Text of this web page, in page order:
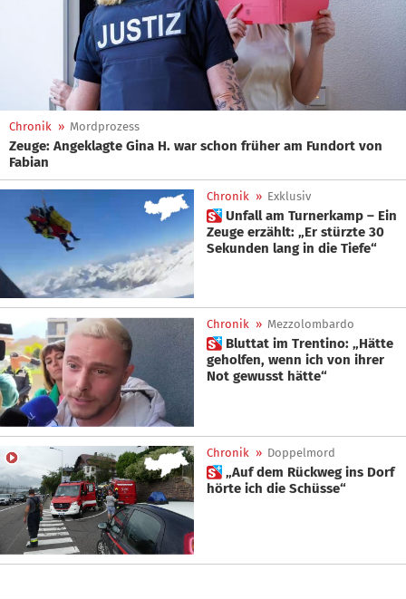
Chronik » Mordprozess
Zeuge: Angeklagte Gina H. war schon früher am Fundort von
Fabian
Chronik » Exklusiv
 Unfall am Turnerkamp – Ein
Zeuge erzählt: „Er stürzte 30
Sekunden lang in die Tiefe“
Chronik » Mezzolombardo
 Bluttat im Trentino: „Hätte
geholfen, wenn ich von ihrer
Not gewusst hätte“
Chronik » Doppelmord
 „Auf dem Rückweg ins Dorf
hörte ich die Schüsse“